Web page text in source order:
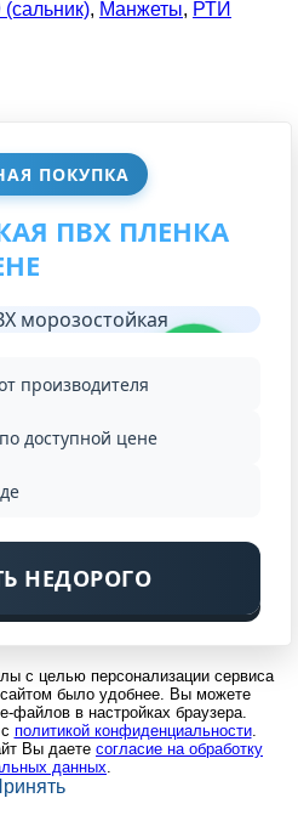
ПОКУПКА
ПВХ ПЛЕНКА
производителя
доступной цене
НЕДОРОГО
, Манжеты, РТИ
с целью персонализации сервиса
было удобнее. Вы можете
файлов в настройках браузера.
политикой конфиденциальности.
Вы даете согласие на обработку
данных.